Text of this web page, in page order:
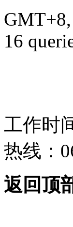
16
工作时
热线：
返回顶